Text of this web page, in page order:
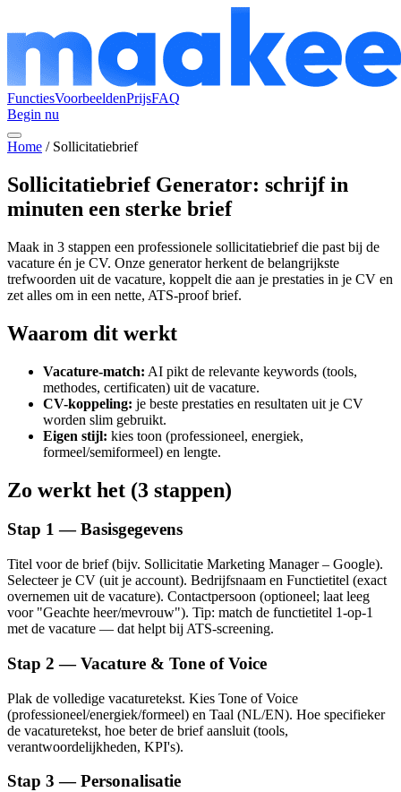
FunctiesVoorbeeldenPrijsFAQ
Begin nu
Home / Sollicitatiebrief
Sollicitatiebrief Generator: schrijf in
minuten een sterke brief
Maak in 3 stappen een professionele sollicitatiebrief die past bij de
vacature én je CV. Onze generator herkent de belangrijkste
trefwoorden uit de vacature, koppelt die aan je prestaties in je CV en
zet alles om in een nette, ATS-proof brief.
Waarom dit werkt
Vacature-match: AI pikt de relevante keywords (tools,
methodes, certificaten) uit de vacature.
CV-koppeling: je beste prestaties en resultaten uit je CV
worden slim gebruikt.
Eigen stijl: kies toon (professioneel, energiek,
formeel/semiformeel) en lengte.
Zo werkt het (3 stappen)
Stap 1 — Basisgegevens
Titel voor de brief (bijv. Sollicitatie Marketing Manager – Google).
Selecteer je CV (uit je account). Bedrijfsnaam en Functietitel (exact
overnemen uit de vacature). Contactpersoon (optioneel; laat leeg
voor "Geachte heer/mevrouw"). Tip: match de functietitel 1-op-1
met de vacature — dat helpt bij ATS-screening.
Stap 2 — Vacature & Tone of Voice
Plak de volledige vacaturetekst. Kies Tone of Voice
(professioneel/energiek/formeel) en Taal (NL/EN). Hoe specifieker
de vacaturetekst, hoe beter de brief aansluit (tools,
verantwoordelijkheden, KPI's).
Stap 3 — Personalisatie